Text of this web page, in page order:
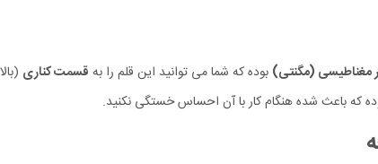
مغناطیسی (مگنتی) بوده که شما می توانید این قلم را به قسمت کناری
که باعث شده هنگام کار با آن احساس خستگی نکنید.